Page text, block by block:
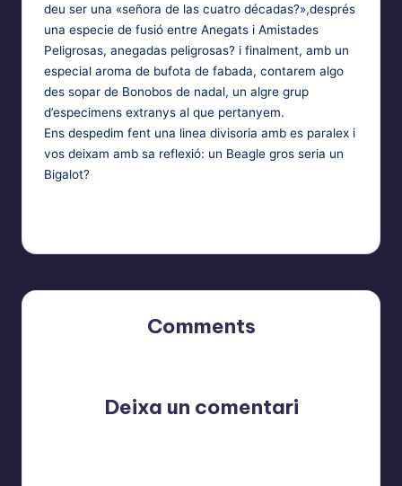
deu ser una «señora de las cuatro décadas?»,després
una especie de fusió entre Anegats i Amistades
Peligrosas, anegadas peligrosas? i finalment, amb un
especial aroma de bufota de fabada, contarem algo
des sopar de Bonobos de nadal, un algre grup
d’especimens extranys al que pertanyem.
Ens despedim fent una linea divisoria amb es paralex i
vos deixam amb sa reflexió: un Beagle gros seria un
Bigalot?
Comments
Deixa un comentari